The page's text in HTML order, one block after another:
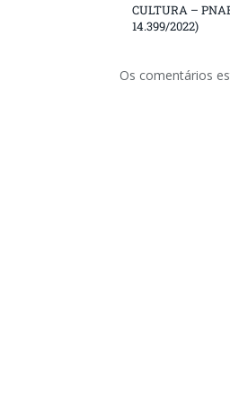
CULTURA –
14.399/2022)
Os comentários